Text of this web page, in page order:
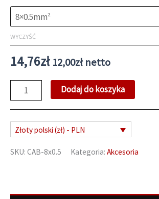
WYCZYŚĆ
14,76zł 12,00złnetto
ilość
Ekranowany
sygnałowy
Dodaj do koszyka
Złoty polski (zł) - PLN
SKU: CAB-8x0.5 Kategoria: Akcesoria